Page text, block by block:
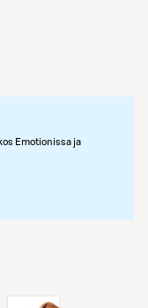
Emotionissa ja